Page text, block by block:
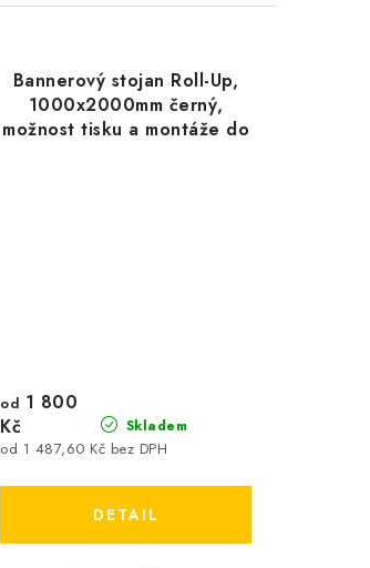
Bannerový stojan Roll-Up,
1000x2000mm černý,
možnost tisku a montáže do
Skladem
od 1 487,60 Kč bez DPH
od 1 800
Kč